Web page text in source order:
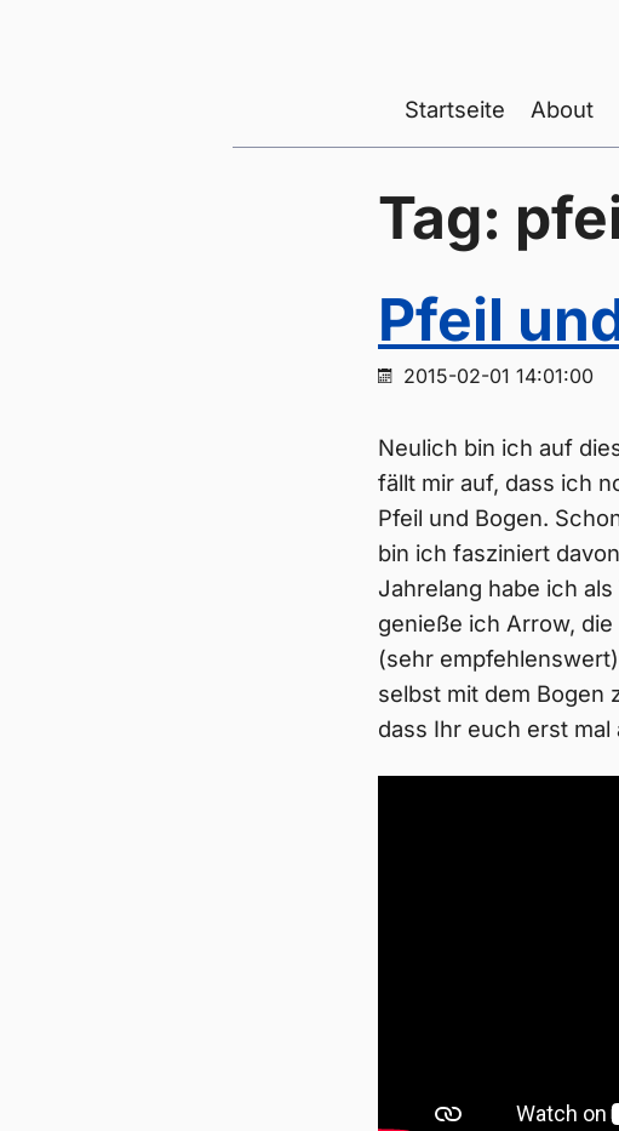
Startseite About
Tag:
Pfeil
2015-02-01 14:01:00
Neulich bin ich auf
fällt mir auf, dass ich
Pfeil und Bogen.
bin ich fasziniert
Jahrelang habe ich
genieße ich Arrow,
(sehr
selbst mit dem Bogen
dass Ihr euch erst